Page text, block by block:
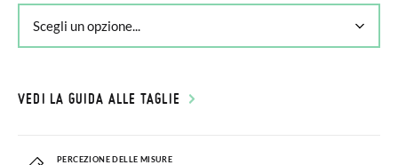
VEDI LA GUIDA ALLE TAGLIE
PERCEZIONE DELLE MISURE